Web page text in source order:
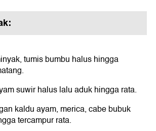
tumis bumbu halus hingga
suwir halus lalu aduk hingga rata.
kaldu ayam, merica, cabe bubuk
tercampur rata.